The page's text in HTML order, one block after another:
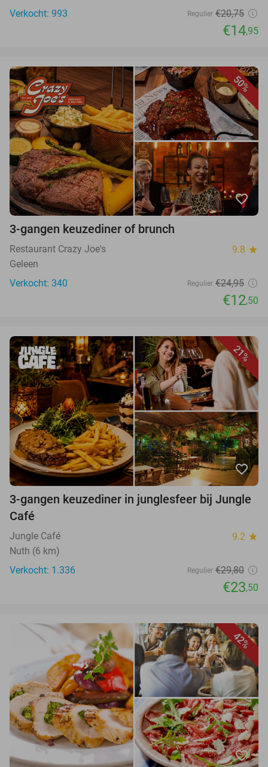
Verkocht: 993 Regulier €20,75
€14,95
50%
favorite_border
3-gangen keuzediner of brunch
Restaurant Crazy Joe's 9.8 star
Geleen
Verkocht: 340
Regulier €24,95
€12,50
21%
favorite_border
3-gangen keuzediner in junglesfeer bij Jungle
Café
Jungle Café 9.2 star
Nuth (6 km)
Verkocht: 1.336
Regulier €29,80
€23,50
42%
favorite_border